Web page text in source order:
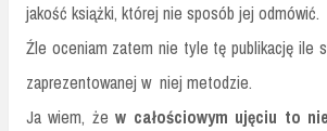
jakość książki, której nie sposób jej odmówić.
Źle oceniam zatem nie tyle tę publikację ile
zaprezentowanej w niej metodzie.
Ja wiem, że w całościowym ujęciu to